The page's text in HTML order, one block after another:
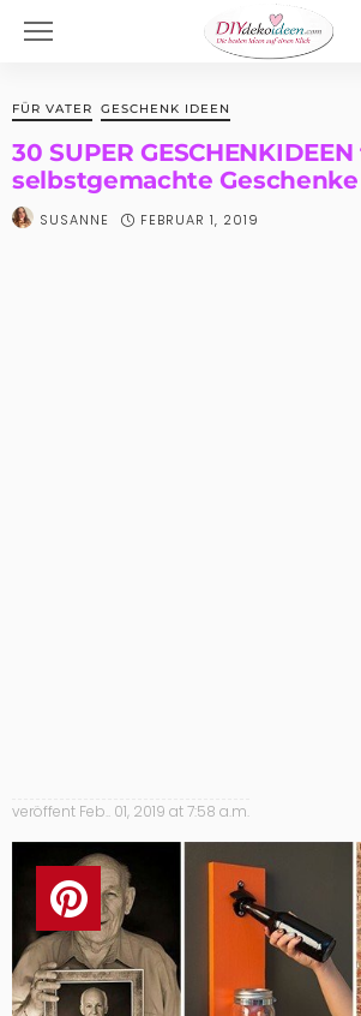
FÜR VATER GESCHENK IDEEN
30 SUPER
selbstgemachte
SUSANNE FEBRUAR 1, 2019
veröffent Feb.. 01, 2019 at 7:58 a.m.